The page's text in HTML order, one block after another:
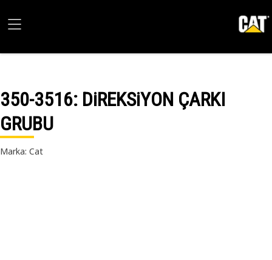
350-3516: DiREKSiYON ÇARKI
GRUBU
Marka: Cat